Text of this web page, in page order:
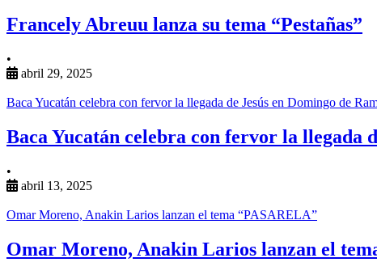
Francely Abreuu lanza su tema “Pestañas”
•
abril 29, 2025
Baca Yucatán celebra con fervor la llegada de Jesús en Domingo de
Baca Yucatán celebra con fervor la llegada
•
abril 13, 2025
Omar Moreno, Anakin Larios lanzan el tema “PASARELA”
Omar Moreno, Anakin Larios lanzan el